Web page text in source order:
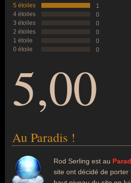
5 étoiles
1
4 étoiles
0
3 étoiles
0
2 étoiles
0
1 étoile
0
0 étoile
0
5,00
Au Paradis !
Rod Serling est au
site ont décidé de porter